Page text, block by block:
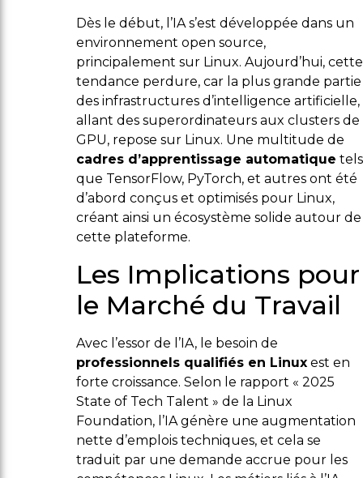
Dès le début, l’IA s’est développée dans un
environnement open source,
principalement sur Linux. Aujourd’hui, cette
tendance perdure, car la plus grande partie
des infrastructures d’intelligence artificielle,
allant des superordinateurs aux clusters de
GPU, repose sur Linux. Une multitude de
cadres d’apprentissage automatique tels
que TensorFlow, PyTorch, et autres ont été
d’abord conçus et optimisés pour Linux,
créant ainsi un écosystème solide autour de
cette plateforme.
Les Implications pour
le Marché du Travail
Avec l’essor de l’IA, le besoin de
professionnels qualifiés en Linux est en
forte croissance. Selon le rapport « 2025
State of Tech Talent » de la Linux
Foundation, l’IA génère une augmentation
nette d’emplois techniques, et cela se
traduit par une demande accrue pour les